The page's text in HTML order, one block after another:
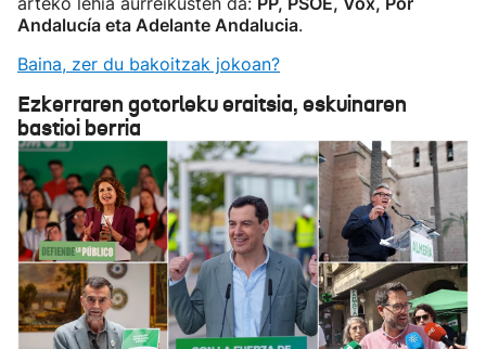
Andalucía eta Adelante Andalucia.
Baina, zer du bakoitzak jokoan?
Ezkerraren gotorleku eraitsia, eskuinaren
bastioi berria